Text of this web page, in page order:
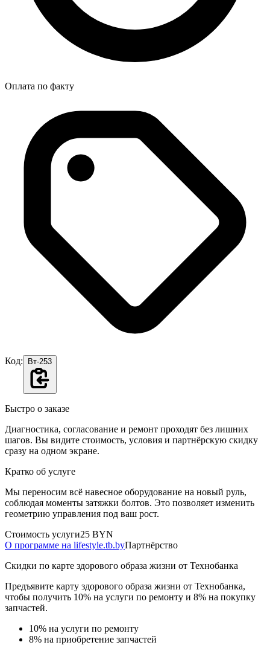
Оплата по факту
Код: Вт-253
Быстро о заказе
Диагностика, согласование и ремонт проходят без лишних
шагов. Вы видите стоимость, условия и партнёрскую скидку
сразу на одном экране.
Кратко об услуге
Мы переносим всё навесное оборудование на новый руль,
соблюдая моменты затяжки болтов. Это позволяет изменить
геометрию управления под ваш рост.
Стоимость услуги25 BYN
О программе на lifestyle.tb.byПартнёрство
Скидки по карте здорового образа жизни от Технобанка
Предъявите карту здорового образа жизни от Технобанка,
чтобы получить 10% на услуги по ремонту и 8% на покупку
запчастей.
10% на услуги по ремонту
8% на приобретение запчастей